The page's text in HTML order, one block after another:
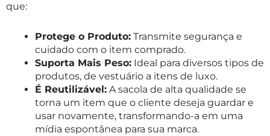
que:
Protege o Produto: Transmite segurança e
cuidado com o item comprado.
Suporta Mais Peso: Ideal para diversos tipos de
produtos, de vestuário a itens de luxo.
É Reutilizável: A sacola de alta qualidade se
torna um item que o cliente deseja guardar e
usar novamente, transformando-a em uma
mídia espontânea para sua marca.